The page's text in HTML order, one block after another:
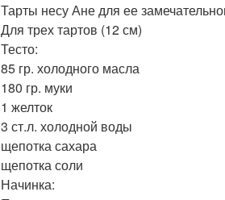
Тарты несу Ане для ее
Для трех тартов (12 см)
Тесто:
85 гр. холодного масла
180 гр. муки
1 желток
3 ст.л. холодной воды
щепотка сахара
щепотка соли
Начинка: